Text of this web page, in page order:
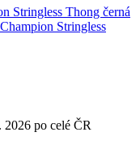
Stringless
2026 po celé ČR